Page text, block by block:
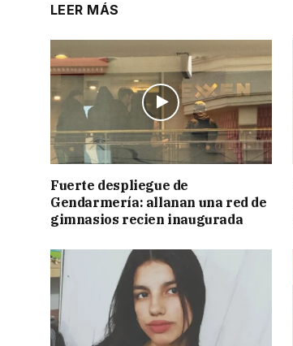
LEER MÁS
Fuerte despliegue de
Gendarmería: allanan una red de
gimnasios recien inaugurada